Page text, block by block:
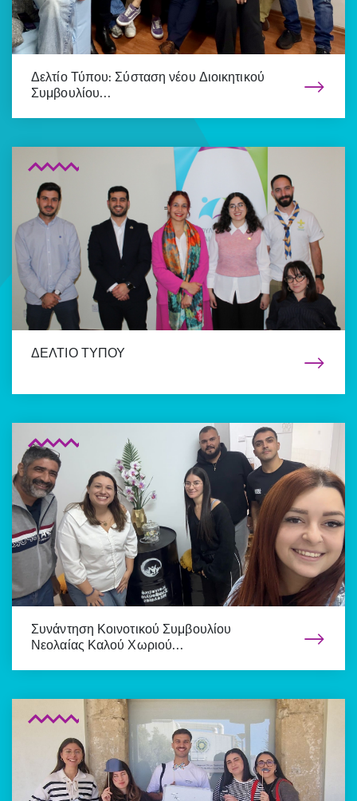
Δελτίο Τύπου: Σύσταση νέου Διοικητικού
Συμβουλίου…
ΔΕΛΤΙΟ ΤΥΠΟΥ
Συνάντηση Κοινοτικού Συμβουλίου
Νεολαίας Καλού Χωριού…